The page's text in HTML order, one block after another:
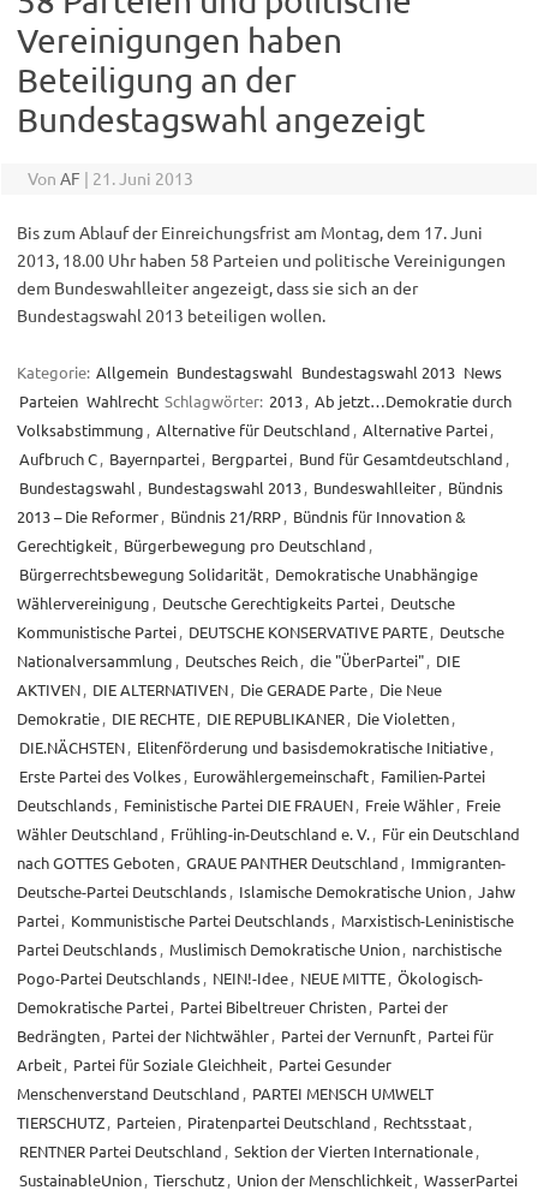
Vereinigungen haben
Beteiligung an der
Bundestagswahl angezeigt
Von AF | 21. Juni 2013
Bis zum Ablauf der Einreichungsfrist am Montag, dem 17. Juni
2013, 18.00 Uhr haben 58 Parteien und politische Vereinigungen
dem Bundeswahlleiter angezeigt, dass sie sich an der
Bundestagswahl 2013 beteiligen wollen.
Kategorie: Allgemein Bundestagswahl Bundestagswahl 2013 News
Parteien Wahlrecht Schlagwörter: 2013, Ab jetzt…Demokratie durch
Volksabstimmung , Alternative für Deutschland , Alternative Partei,
Aufbruch C, Bayernpartei, Bergpartei, Bund für Gesamtdeutschland ,
Bundestagswahl , Bundestagswahl 2013, Bundeswahlleiter, Bündnis
2013 – Die Reformer, Bündnis 21/RRP, Bündnis für Innovation &
Gerechtigkeit, Bürgerbewegung pro Deutschland ,
Bürgerrechtsbewegung Solidarität, Demokratische Unabhängige
Wählervereinigung , Deutsche Gerechtigkeits Partei, Deutsche
Kommunistische Partei, DEUTSCHE KONSERVATIVE PARTE, Deutsche
Nationalversammlung , Deutsches Reich, die "ÜberPartei", DIE
AKTIVEN, DIE ALTERNATIVEN, Die GERADE Parte, Die Neue
Demokratie, DIE RECHTE, DIE REPUBLIKANER, Die Violetten,
DIE.NÄCHSTEN, Elitenförderung und basisdemokratische Initiative,
Erste Partei des Volkes, Eurowählergemeinschaft, Familien-Partei
Deutschlands, Feministische Partei DIE FRAUEN, Freie Wähler, Freie
Wähler Deutschland , Frühling-in-Deutschland e. V., Für ein Deutschland
nach GOTTES Geboten, GRAUE PANTHER Deutschland , Immigranten-
Deutsche-Partei Deutschlands, Islamische Demokratische Union, Jahw
Partei, Kommunistische Partei Deutschlands, Marxistisch-Leninistische
Partei Deutschlands, Muslimisch Demokratische Union, narchistische
Pogo-Partei Deutschlands, NEIN!-Idee, NEUE MITTE, Ökologisch-
Demokratische Partei, Partei Bibeltreuer Christen, Partei der
Bedrängten, Partei der Nichtwähler, Partei der Vernunft, Partei für
Arbeit, Partei für Soziale Gleichheit, Partei Gesunder
Menschenverstand Deutschland , PARTEI MENSCH UMWELT
TIERSCHUTZ, Parteien, Piratenpartei Deutschland , Rechtsstaat,
RENTNER Partei Deutschland , Sektion der Vierten Internationale,
SustainableUnion, Tierschutz, Union der Menschlichkeit, WasserPartei